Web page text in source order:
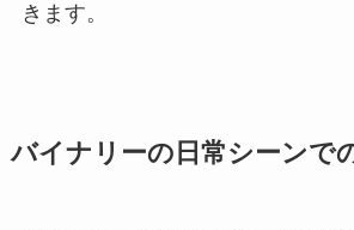
きます。
バイナリーの日常シーンで